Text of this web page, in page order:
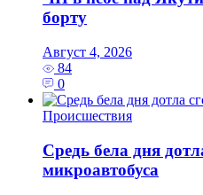
борту
Август 4, 2026
84
0
Происшествия
Средь бела дня
микроавтобуса